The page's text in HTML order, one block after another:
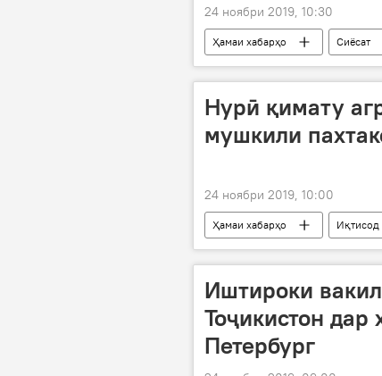
24 ноябри 2019, 10:30
Ҳамаи хабарҳо Сиёсат
Нурӣ қимату
мушкили
24 ноябри 2019, 10:00
Ҳамаи хабарҳо Иқтисод
Дар Тоҷикистон
Иштироки
Тоҷикистон
Петербург